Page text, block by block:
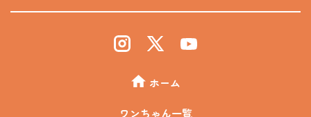
ホーム
ワンちゃん一覧